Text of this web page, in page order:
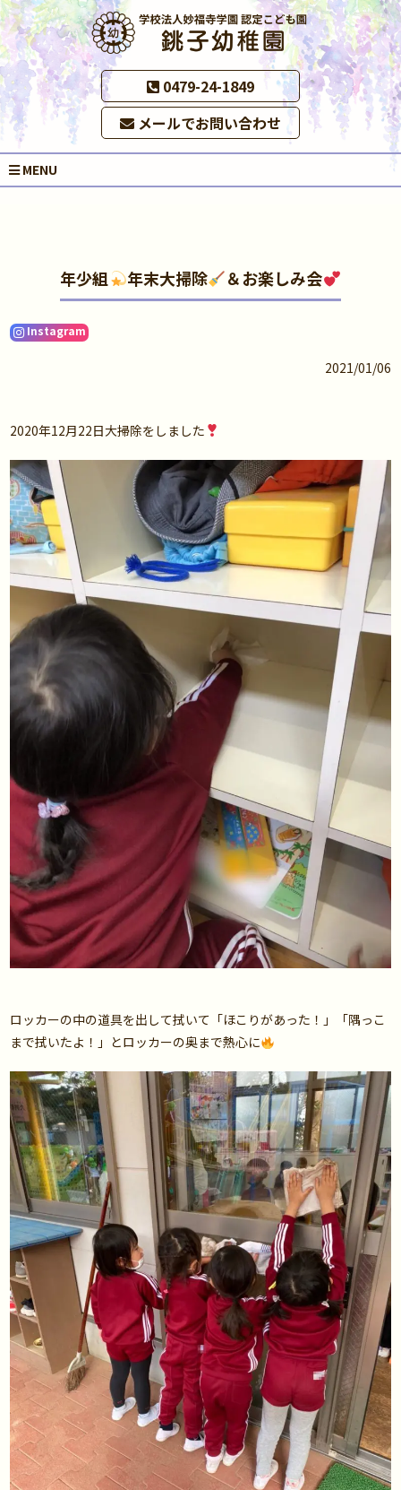
0479-24-1849
メールでお問い合わせ
MENU
年少組 年末大掃除 ＆お楽しみ会
Instagram
2021/01/06
2020年12月22日大掃除をしました
ロッカーの中の道具を出して拭いて「ほこりがあった！」「隅っこ
まで拭いたよ！」とロッカーの奥まで熱心に